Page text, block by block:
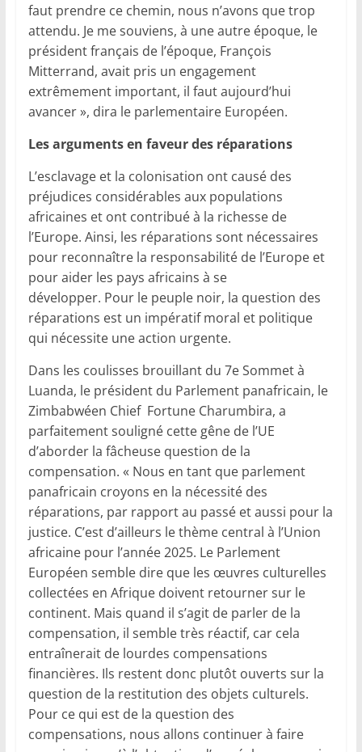
faut prendre ce chemin, nous n’avons que trop
attendu. Je me souviens, à une autre époque, le
président français de l’époque, François
Mitterrand, avait pris un engagement
extrêmement important, il faut aujourd’hui
avancer », dira le parlementaire Européen.
Les arguments en faveur des réparations
L’esclavage et la colonisation ont causé des
préjudices considérables aux populations
africaines et ont contribué à la richesse de
l’Europe. Ainsi, les réparations sont nécessaires
pour reconnaître la responsabilité de l’Europe et
pour aider les pays africains à se
développer. Pour le peuple noir, la question des
réparations est un impératif moral et politique
qui nécessite une action urgente.
Dans les coulisses brouillant du 7e Sommet à
Luanda, le président du Parlement panafricain, le
Zimbabwéen Chief Fortune Charumbira, a
parfaitement souligné cette gêne de l’UE
d’aborder la fâcheuse question de la
compensation. « Nous en tant que parlement
panafricain croyons en la nécessité des
réparations, par rapport au passé et aussi pour la
justice. C’est d’ailleurs le thème central à l’Union
africaine pour l’année 2025. Le Parlement
Européen semble dire que les œuvres culturelles
collectées en Afrique doivent retourner sur le
continent. Mais quand il s’agit de parler de la
compensation, il semble très réactif, car cela
entraînerait de lourdes compensations
financières. Ils restent donc plutôt ouverts sur la
question de la restitution des objets culturels.
Pour ce qui est de la question des
compensations, nous allons continuer à faire